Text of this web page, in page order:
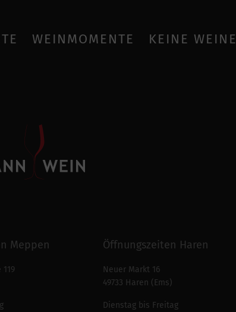
WEINMOMENTE KEINE WEINE
Meppen Öffnungszeiten Haren
Neuer Markt 16
49733 Haren (Ems)
Dienstag bis Freitag